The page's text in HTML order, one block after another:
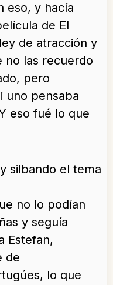
eso, y hacía
de El
de atracción y
no las recuerdo
pero
uno pensaba
eso fué lo que
silbando el tema
no lo podían
y seguía
Estefan,
de
lo que